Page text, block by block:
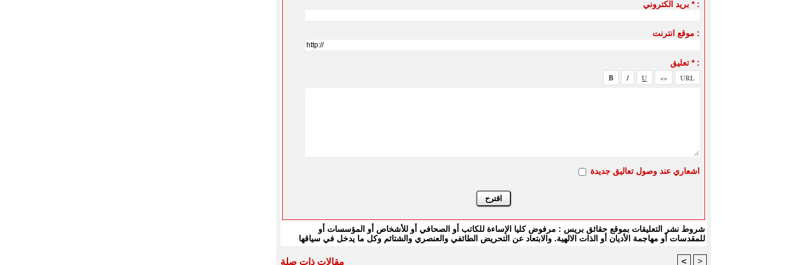
بريد الكتروني * :
موقع انترنت :
تعليق * :
اشعاري عند وصول تعاليق جديدة
شروط نشر التعليقات بموقع حقائق بريس : مرفوض كليا الإساءة للكاتب أو الصحافي أو للأشخاص أو المؤسسات أو
للمقدسات أو مهاجمة الأديان أو الذات الالهية. والابتعاد عن التحريض الطائفي والعنصري والشتائم وكل ما يدخل في سياقها
مقالات ذات صلة < >